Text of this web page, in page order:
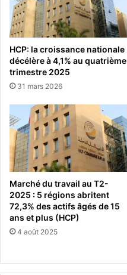
HCP: la croissance nationale
décélère à 4,1% au quatrième
trimestre 2025
31 mars 2026
Marché du travail au T2-
2025 : 5 régions abritent
72,3% des actifs âgés de 15
ans et plus (HCP)
4 août 2025